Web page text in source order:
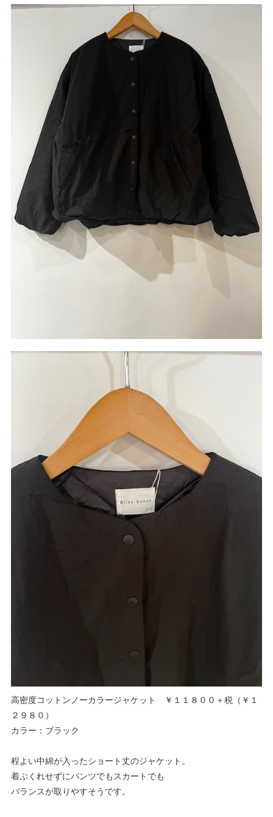
高密度コットンノーカラージャケット ￥１１８００＋税（￥１
２９８０）
カラー：ブラック
程よい中綿が入ったショート丈のジャケット。
着ぶくれせずにパンツでもスカートでも
バランスが取りやすそうです。